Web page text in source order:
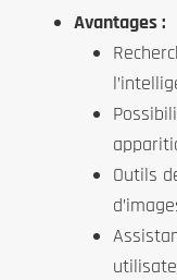
Avantages :
Outils